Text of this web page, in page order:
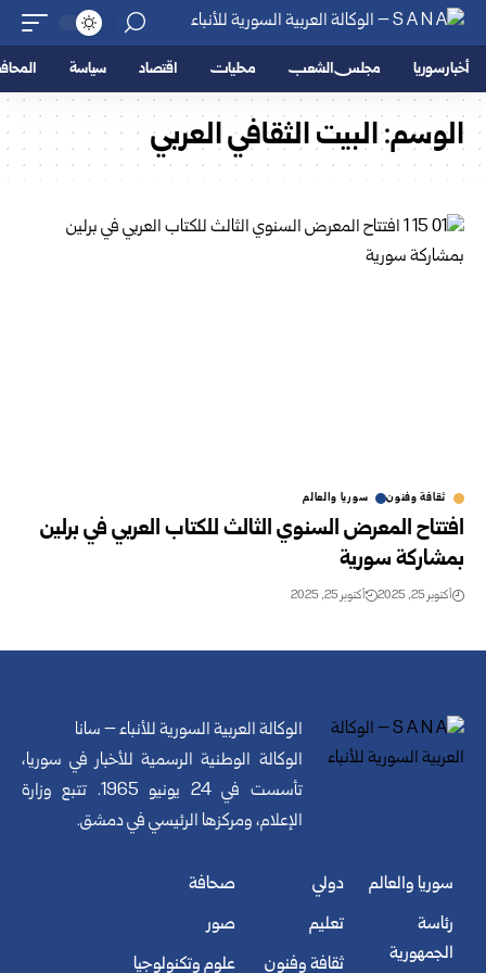
أخبار سوريا مجلس الشعب محليات اقتصاد سياسة
الوسم:البيت الثقافي العربي
ثقافة وفنون سوريا والعالم
افتتاح المعرض السنوي الثالث للكتاب العربي في برلين
بمشاركة سورية
أكتوبر 25, 2025 أكتوبر 25, 2025
الوكالة العربية السورية للأنباء – سانا
الوكالة الوطنية الرسمية للأخبار في سوريا،
تأسست في 24 يونيو 1965. تتبع وزارة
الإعلام، ومركزها الرئيسي في دمشق.
سوريا والعالم
رئاسة
الجمهورية
دولي
تعليم
ثقافة وفنون
صحافة
صور
علوم وتكنولوجيا